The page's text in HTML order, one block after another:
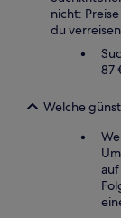
nicht:
du
87
Welche
auf